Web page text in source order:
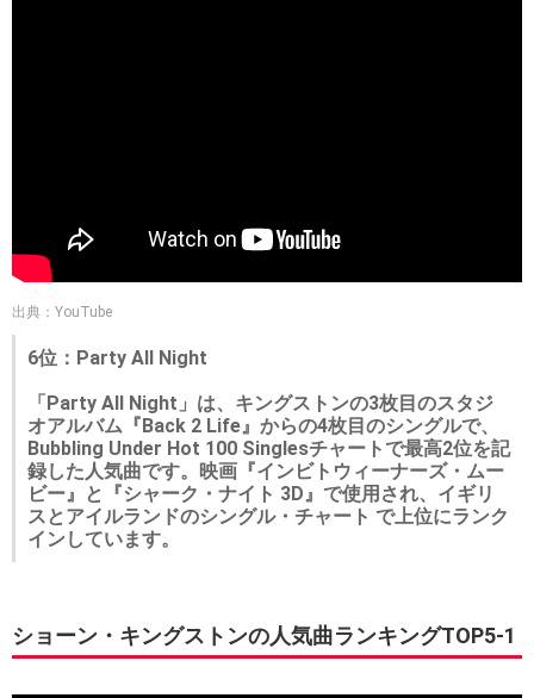
出典：YouTube
6位：Party All Night
「Party All Night」は、キングストンの3枚目のスタジ
オアルバム『Back 2 Life』からの4枚目のシングルで、
Bubbling Under Hot 100 Singlesチャートで最高2位を記
録した人気曲です。映画『インビトウィーナーズ・ムー
ビー』と『シャーク・ナイト 3D』で使用され、イギリ
スとアイルランドのシングル・チャート で上位にランク
インしています。
ショーン・キングストンの人気曲ランキングTOP5-1